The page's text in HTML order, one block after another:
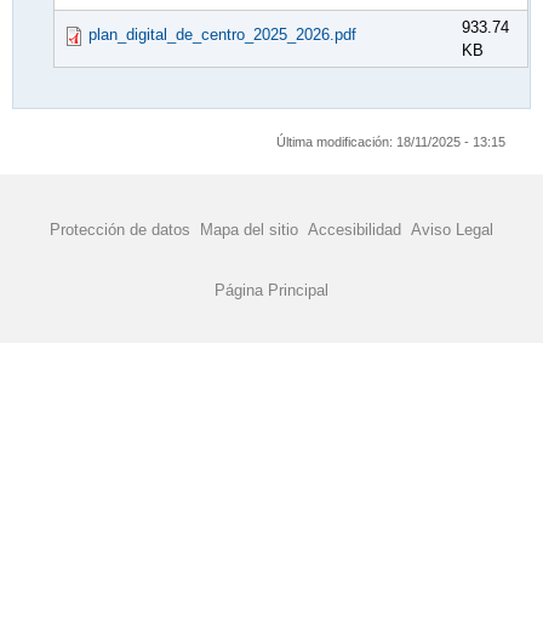
plan_digital_de_centro_2025_2026.pdf
933.74
KB
Última modificación: 18/11/2025 - 13:15
Protección de datos Mapa del sitio Accesibilidad Aviso Legal
Página Principal